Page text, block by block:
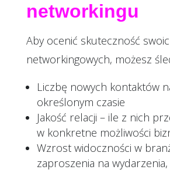
networkingu
Aby ocenić skuteczność
networkingowych, możesz
Liczbę nowych kontaktów
określonym czasie
Jakość relacji – ile z nich
w konkretne możliwości
Wzrost widoczności w
zaproszenia na